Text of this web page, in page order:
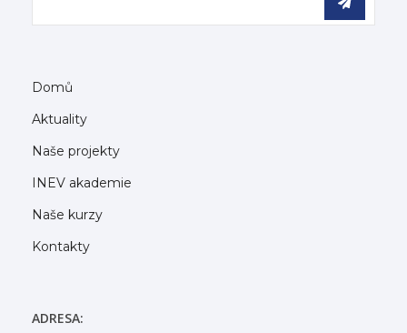
Domů
Aktuality
Naše projekty
INEV akademie
Naše kurzy
Kontakty
ADRESA: